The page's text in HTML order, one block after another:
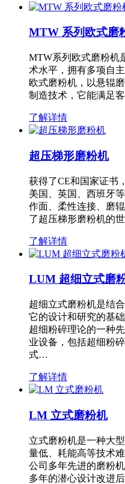
MTW 系列欧式磨
MTW系列欧式磨粉机
术水平，拥有多项自
欧式磨粉机，以悬辊
制造技术，它能满足
了解详情
超压梯形磨粉机
获得了CE和国家证书
美国、英国、西班牙
作面、柔性连接、磨
了超压梯形磨粉机的
了解详情
LUM 超细立式磨
超细立式磨粉机是结
它的设计和研究的基
超细粉碎理论的一种
业设备，包括超细粉
式…
了解详情
LM 立式磨粉机
立式磨粉机是一种大
量低、耗能高等技术
公司多年先进的磨粉
多年的潜心设计改进